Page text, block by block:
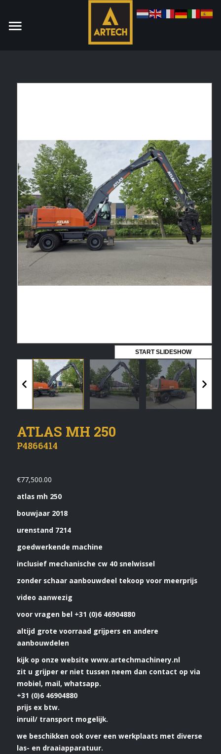
Spare parts manager
januari 2023
Vacatures
Login
Vermeldingen feed
Reacties feed
WordPress.org
Contact Opnemen
START SLIDESHOW
ATLAS MH 250
P4866414
€77,500.00
atlas mh 250
bouwjaar 2018
urenstand 7214
goedwerkende machine
inclusief mechanische cw 40 snelwissel
zonder schaar aanbouwdeel tekoop voor meerprijs
video aanwezig
voor vragen bel +31 (0)6 46904880
altijd grote voorraad grijpers en andere
aanbouwdelen
kijk op onze website www.artechmachinery.nl
zit u grijper er niet tussen neem dan contact op via
mobiel, mail, whatsapp.
+31 (0)6 46904880
prijs ex btw.
inruil/ transport mogelijk.
we beschikken ook over een werkplaats met diverse
las- en draaiapparatuur.